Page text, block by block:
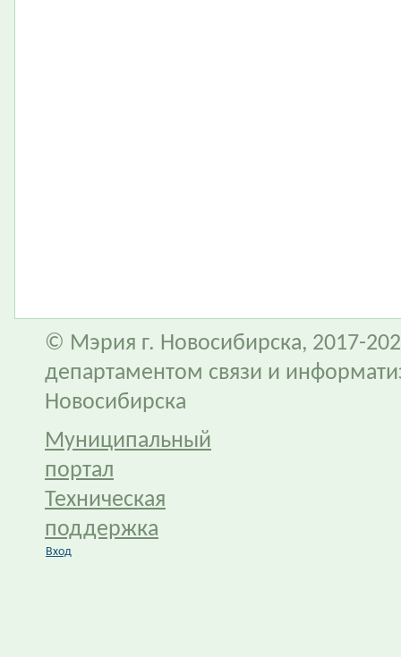
© Мэрия г. Новосибирска, 2017-
департаментом связи и
Новосибирска
Муниципальный
портал
Техническая
поддержка
Вход